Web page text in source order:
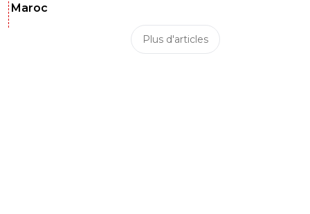
Maroc
Plus d'articles